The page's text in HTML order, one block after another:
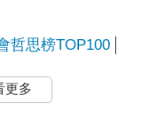
哲思榜TOP100
更多